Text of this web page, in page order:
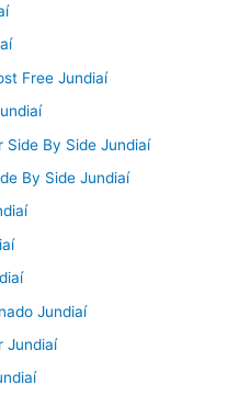
Free Jundiaí
Side By Side Jundiaí
By Side Jundiaí
Jundiaí
Jundiaí